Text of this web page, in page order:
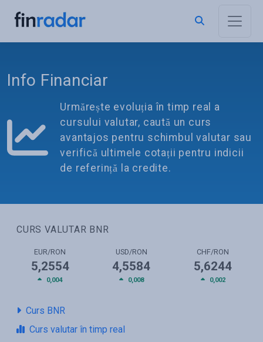
Info Financiar
Urmărește evoluția în timp real a
cursului valutar, caută un curs
avantajos pentru schimbul valutar sau
verifică ultimele cotații pentru indicii
de referință la credite.
CURS VALUTAR BNR
EUR/RON
5,2554
0,004
USD/RON
4,5584
0,008
CHF/RON
5,6244
0,002
Curs BNR
Curs valutar în timp real